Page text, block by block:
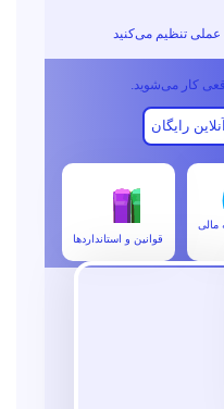
تنظیم می‌کنید
کار می‌شوید.
رایگان
مالی
قوانین و استانداردها